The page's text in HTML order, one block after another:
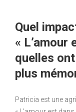
Quel
« L’amour
quelles
plus
Patricia est une